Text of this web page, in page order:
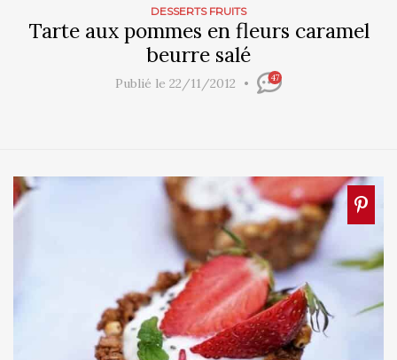
DESSERTS FRUITS
Tarte aux pommes en fleurs caramel
beurre salé
Publié le 22/11/2012 47